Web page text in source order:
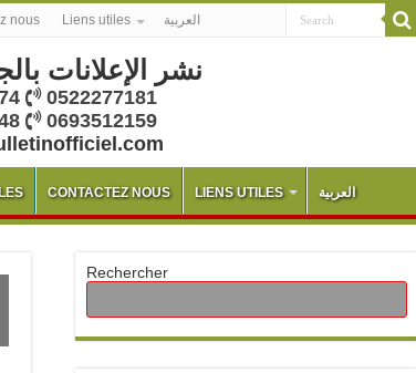
nous Liens utiles العربية
نشر الإعلانات
0522277181
0693512159
CONTACTEZ NOUS LIENS UTILES العربية
Rechercher